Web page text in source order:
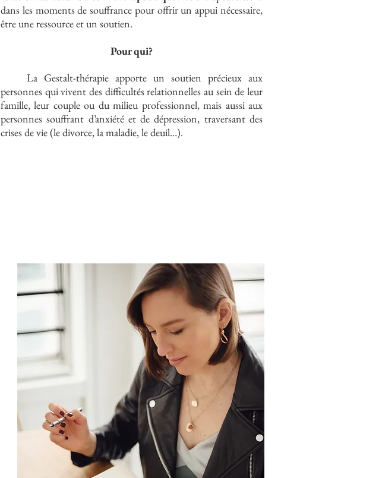
dans les moments de souffrance pour offrir un appui nécessaire,
être une ressource et un soutien.
Pour qui?
La Gestalt-thérapie apporte un soutien précieux aux
personnes qui vivent des difficultés relationnelles au sein de leur
famille, leur couple ou du milieu professionnel, mais aussi aux
personnes souffrant d’anxiété et de dépression, traversant des
crises de vie (le divorce, la maladie, le deuil…).